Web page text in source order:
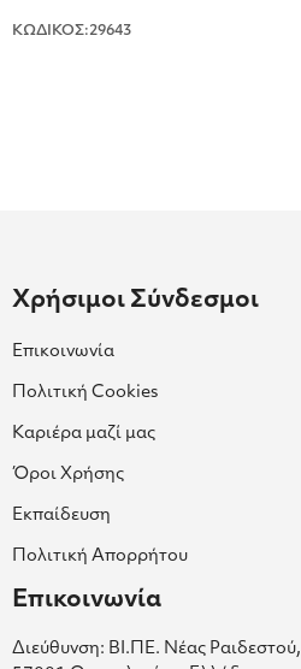
ΚΩΔΙΚΟΣ:29643
Χρήσιμοι Σύνδεσμοι
Επικοινωνία
Πολιτική Cookies
Καριέρα μαζί μας
Όροι Χρήσης
Εκπαίδευση
Πολιτική Απορρήτου
Επικοινωνία
Διεύθυνση: ΒΙ.ΠΕ. Νέας Ραιδεστού,